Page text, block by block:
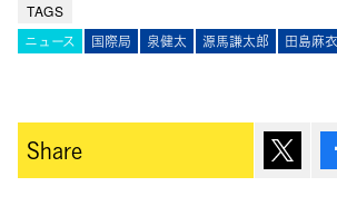
TAGS
ニュース 国際局 泉健太 源馬謙太郎 田島麻
Share ポ